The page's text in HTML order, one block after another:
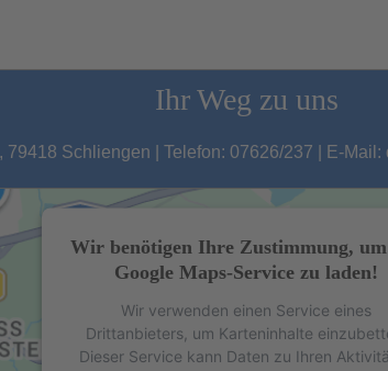
Ihr Weg zu uns
79418 Schliengen | Telefon: 07626/237 | E-
Wir benötigen Ihre Zustimmung, um
Google Maps-Service zu laden!
Wir verwenden einen Service eines
Drittanbieters, um Karteninhalte
Dieser Service kann Daten zu Ihren